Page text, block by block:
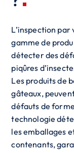
L’inspection
gamme de
détecter des
piqûres
Les produits de
gâteaux,
défauts de
technologie
les emballages
contenants,